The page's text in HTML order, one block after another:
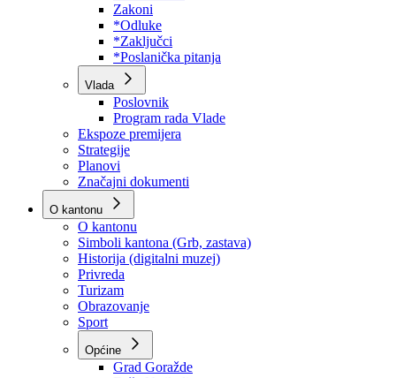
Poslovnik
Program rada Skupštine
Budžet 2026
Zakoni
*Odluke
*Zaključci
*Poslanička pitanja
Vlada
Poslovnik
Program rada Vlade
Ekspoze premijera
Strategije
Planovi
Značajni dokumenti
O kantonu
O kantonu
Simboli kantona (Grb, zastava)
Historija (digitalni muzej)
Privreda
Turizam
Obrazovanje
Sport